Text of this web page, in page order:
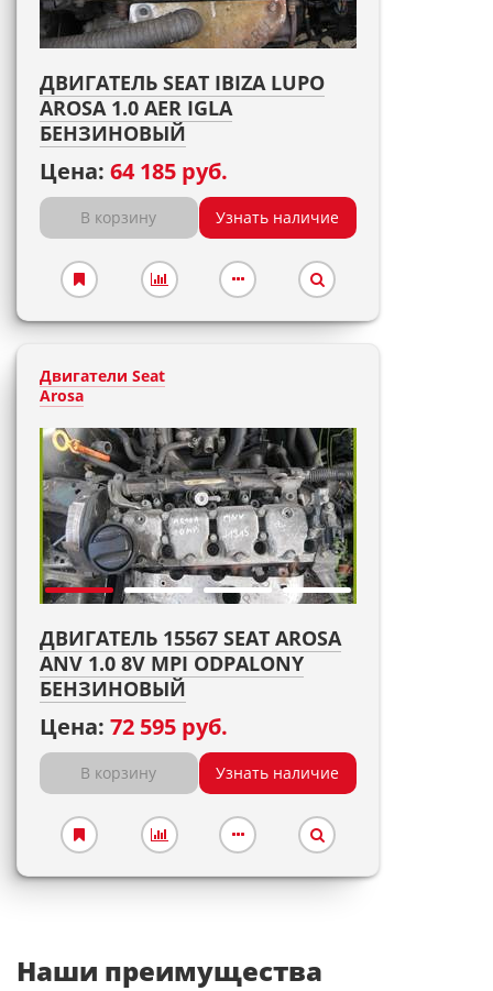
ДВИГАТЕЛЬ SEAT IBIZA LUPO
AROSA 1.0 AER IGLA
БЕНЗИНОВЫЙ
Цена: 64 185 руб.
В корзину Узнать наличие
Двигатели Seat
Arosa
ДВИГАТЕЛЬ 15567 SEAT AROSA
ANV 1.0 8V MPI ODPALONY
БЕНЗИНОВЫЙ
Цена: 72 595 руб.
В корзину Узнать наличие
Наши преимущества